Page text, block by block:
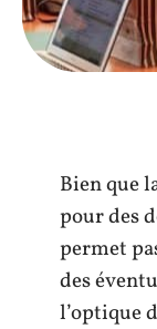
Bien que
pour des
permet
des
l’optique